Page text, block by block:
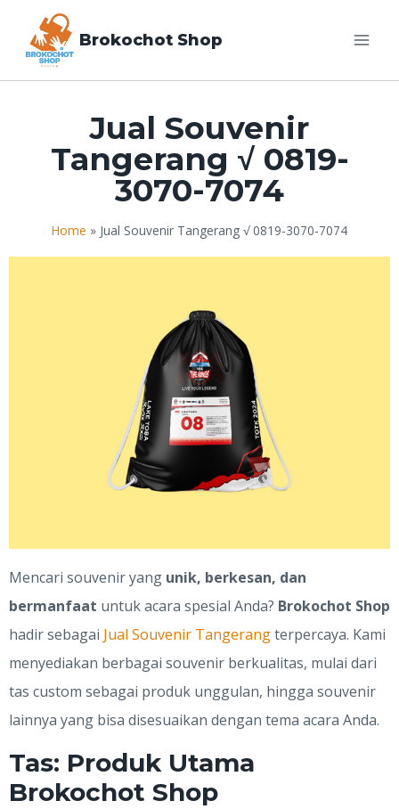
Brokochot Shop
Jual Souvenir
Tangerang √ 0819-
3070-7074
Home » Jual Souvenir Tangerang √ 0819-3070-7074
Mencari souvenir yang unik, berkesan, dan
bermanfaat untuk acara spesial Anda? Brokochot Shop
hadir sebagai Jual Souvenir Tangerangterpercaya. Kami
menyediakan berbagai souvenir berkualitas, mulai dari
tas custom sebagai produk unggulan, hingga souvenir
lainnya yang bisa disesuaikan dengan tema acara Anda.
Tas: Produk Utama
Brokochot Shop